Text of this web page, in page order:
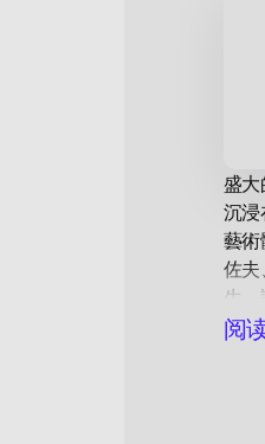
盛
沉
藝
佐
生
阿
阅